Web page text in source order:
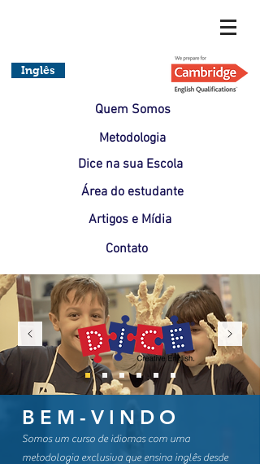
Inglês
Quem Somos
Metodologia
Dice na sua Escola
Área do estudante
Artigos e Mídia
Contato
BEM-VINDO
Somos um curso de idiomas com uma
metodologia exclusiva que ensina inglês desde